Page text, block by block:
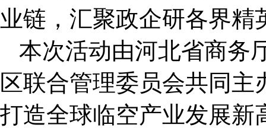
业链，汇聚政企研各界精
本次活动由河北省商务
区联合管理委员会共同
打造全球临空产业发展新